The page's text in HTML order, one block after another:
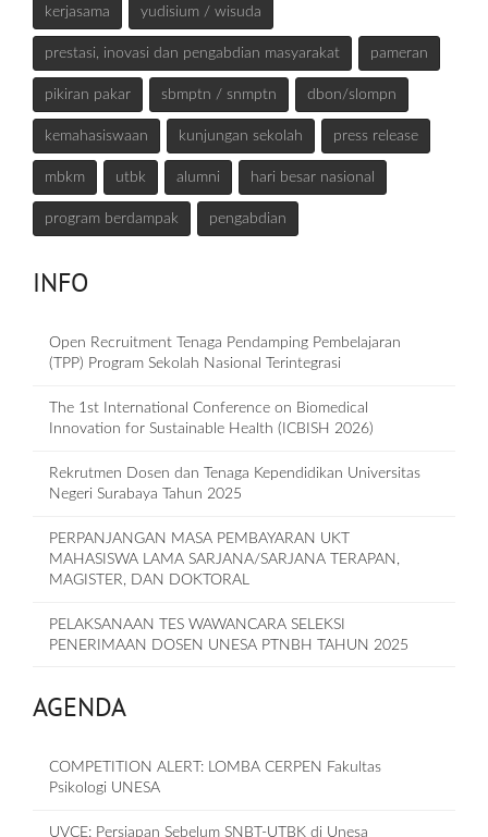
kerjasama yudisium / wisuda
prestasi, inovasi dan pengabdian masyarakat pameran
pikiran pakar sbmptn / snmptn dbon/slompn
kemahasiswaan kunjungan sekolah press release
mbkm utbk alumni hari besar nasional
program berdampak pengabdian
INFO
Open Recruitment Tenaga Pendamping Pembelajaran
(TPP) Program Sekolah Nasional Terintegrasi
The 1st International Conference on Biomedical
Innovation for Sustainable Health (ICBISH 2026)
Rekrutmen Dosen dan Tenaga Kependidikan Universitas
Negeri Surabaya Tahun 2025
PERPANJANGAN MASA PEMBAYARAN UKT
MAHASISWA LAMA SARJANA/SARJANA TERAPAN,
MAGISTER, DAN DOKTORAL
PELAKSANAAN TES WAWANCARA SELEKSI
PENERIMAAN DOSEN UNESA PTNBH TAHUN 2025
AGENDA
COMPETITION ALERT: LOMBA CERPEN Fakultas
Psikologi UNESA
UVCE: Persiapan Sebelum SNBT-UTBK di Unesa